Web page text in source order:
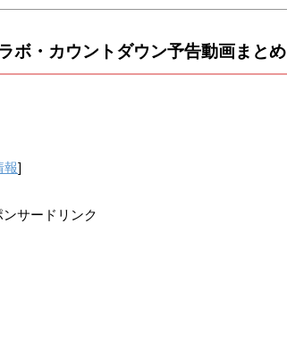
・カウントダウン予告動画まとめ
報]
ンサードリンク